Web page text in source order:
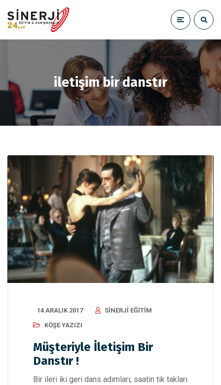
iletişim bir danstır
14 ARALIK 2017
SINERJI EĞITIM
KÖŞE YAZIZI
Müşteriyle İletişim Bir
Danstır !
Bir ileri iki geri dans adımları, saatin tik takları